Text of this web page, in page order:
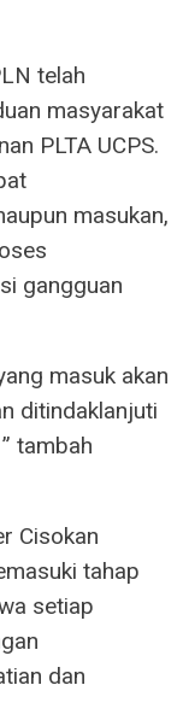
telah
masyarakat
PLTA UCPS.
masukan,
gangguan
masuk akan
ditindaklanjuti
tambah
Cisokan
tahap
setiap
dan